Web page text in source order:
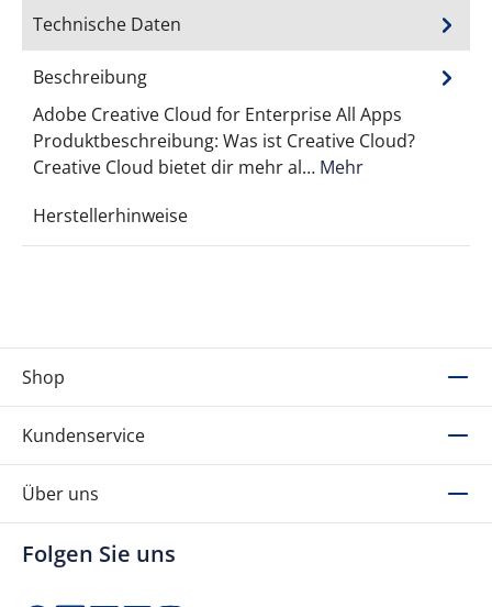
Technische Daten
Beschreibung
Adobe Creative Cloud for Enterprise All Apps
Produktbeschreibung: Was ist Creative Cloud?
Creative Cloud bietet dir mehr al… Mehr
Herstellerhinweise
Shop
Kundenservice
Über uns
Folgen Sie uns